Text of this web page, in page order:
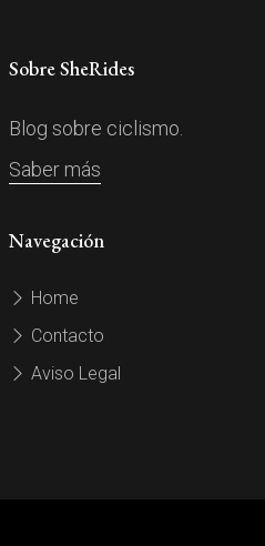
Sobre SheRides
Blog sobre ciclismo.
Saber más
Navegación
Home
Contacto
Aviso Legal